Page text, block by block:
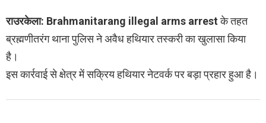
राउरकेला: Brahmanitarang illegal arms arrestके तहत
ब्रह्मणीतरंग थाना पुलिस ने अवैध हथियार तस्करी का खुलासा किया
है।
इस कार्रवाई से क्षेत्र में सक्रिय हथियार नेटवर्क पर बड़ा प्रहार हुआ है।